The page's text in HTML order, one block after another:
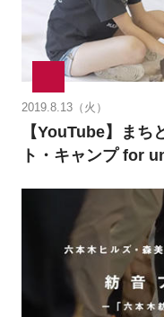
2019.8.13（火）
【YouTube】まち
ト・キャンプ for